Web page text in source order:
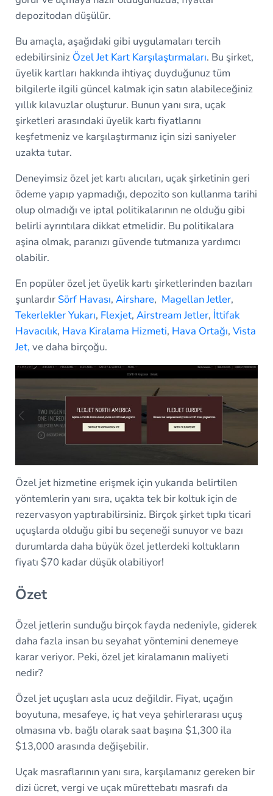
depozitodan düşülür.
Bu amaçla, aşağıdaki gibi uygulamaları tercih
edebilirsiniz Özel Jet Kart Karşılaştırmaları. Bu şirket,
üyelik kartları hakkında ihtiyaç duyduğunuz tüm
bilgilerle ilgili güncel kalmak için satın alabileceğiniz
yıllık kılavuzlar oluşturur. Bunun yanı sıra, uçak
şirketleri arasındaki üyelik kartı fiyatlarını
keşfetmeniz ve karşılaştırmanız için sizi saniyeler
uzakta tutar.
Deneyimsiz özel jet kartı alıcıları, uçak şirketinin geri
ödeme yapıp yapmadığı, depozito son kullanma tarihi
olup olmadığı ve iptal politikalarının ne olduğu gibi
belirli ayrıntılara dikkat etmelidir. Bu politikalara
aşina olmak, paranızı güvende tutmanıza yardımcı
olabilir.
En popüler özel jet üyelik kartı şirketlerinden bazıları
şunlardır Sörf Havası, Airshare, Magellan Jetler,
Tekerlekler Yukarı, Flexjet, Airstream Jetler, İttifak
Havacılık, Hava Kiralama Hizmeti, Hava Ortağı, Vista
Jet, ve daha birçoğu.
Özel jet hizmetine erişmek için yukarıda belirtilen
yöntemlerin yanı sıra, uçakta tek bir koltuk için de
rezervasyon yaptırabilirsiniz. Birçok şirket tıpkı ticari
uçuşlarda olduğu gibi bu seçeneği sunuyor ve bazı
durumlarda daha büyük özel jetlerdeki koltukların
fiyatı $70 kadar düşük olabiliyor!
Özet
Özel jetlerin sunduğu birçok fayda nedeniyle, giderek
daha fazla insan bu seyahat yöntemini denemeye
karar veriyor. Peki, özel jet kiralamanın maliyeti
nedir?
Özel jet uçuşları asla ucuz değildir. Fiyat, uçağın
boyutuna, mesafeye, iç hat veya şehirlerarası uçuş
olmasına vb. bağlı olarak saat başına $1,300 ila
$13,000 arasında değişebilir.
Uçak masraflarının yanı sıra, karşılamanız gereken bir
dizi ücret, vergi ve uçak mürettebatı masrafı da